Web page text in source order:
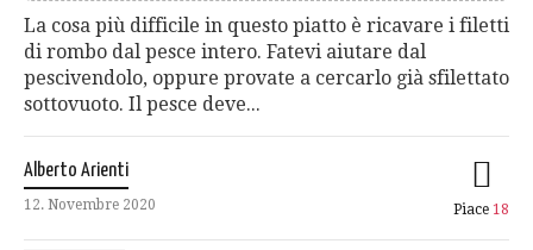
La cosa più difficile in questo piatto è ricavare i filetti
di rombo dal pesce intero. Fatevi aiutare dal
pescivendolo, oppure provate a cercarlo già sfilettato
sottovuoto. Il pesce deve...
Alberto Arienti
12. Novembre 2020 Piace 18